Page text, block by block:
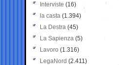
Interviste (16)
la casta (1.394)
La Destra (45)
La Sapienza (5)
Lavoro (1.316)
LegaNord (2.411)